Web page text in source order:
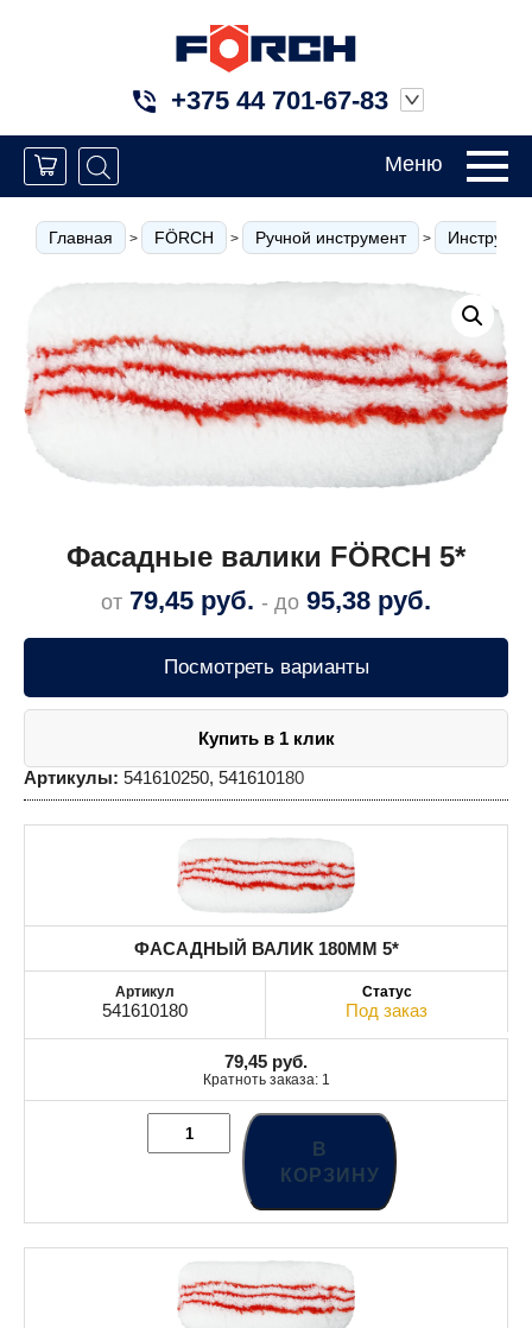
+375 44 701-67-83
Меню
Главная > FÖRCH > Ручной инструмент >
Фасадные валики FÖRCH 5*
от 79,45 руб. - до 95,38 руб.
Посмотреть варианты
Купить в 1 клик
Артикулы: 541610250, 541610180
ФАСАДНЫЙ ВАЛИК 180MM 5*
541610180 Под заказ
79,45 руб.
Кратноть заказа: 1
В
КОРЗИНУ